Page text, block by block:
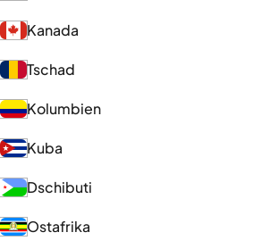
Kanada
Tschad
Kolumbien
Kuba
Dschibuti
Ostafrika